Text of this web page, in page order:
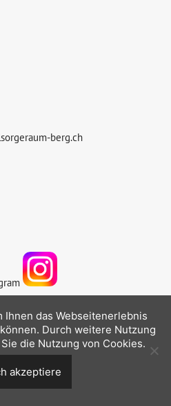
berg.ch
Berg
Ihnen das Webseitenerlebnis
Durch weitere Nutzung
die Nutzung von Cookies.
akzeptiere